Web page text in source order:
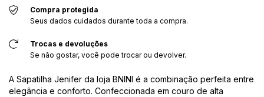
Compra protegida
Seus dados cuidados durante toda a compra.
Trocas e devoluções
Se não gostar, você pode trocar ou devolver.
A Sapatilha Jenifer da loja BNINI é a combinação perfeita entre
elegância e conforto. Confeccionada em couro de alta